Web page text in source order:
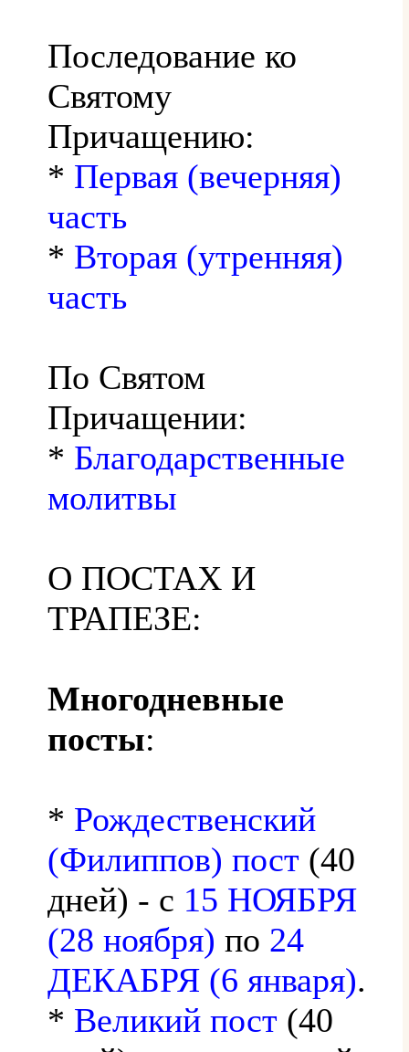
Последование ко
Святому
Причащению:
* Первая (вечерняя)
часть
* Вторая (утренняя)
часть
По Святом
Причащении:
* Благодарственные
молитвы
О ПОСТАХ И
ТРАПЕЗЕ:
Многодневные
посты:
* Рождественский
(Филиппов) пост (40
дней) - с 15 НОЯБРЯ
(28 ноября) по 24
ДЕКАБРЯ (6 января).
* Великий пост (40